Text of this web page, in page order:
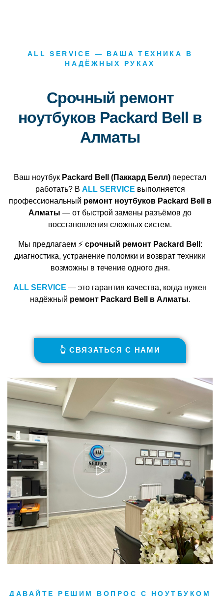
ALL SERVICE — ВАША ТЕХНИКА В
НАДЁЖНЫХ РУКАХ
Срочный ремонт
ноутбуков Packard Bell в
Алматы
Ваш ноутбук Packard Bell (Паккард Белл) перестал
работать? В ALL SERVICE выполняется
профессиональный ремонт ноутбуков Packard Bell в
Алматы — от быстрой замены разъёмов до
восстановления сложных систем.
Мы предлагаем ⚡ срочный ремонт Packard Bell :
диагностика, устранение поломки и возврат техники
возможны в течение одного дня.
ALL SERVICE — это гарантия качества, когда нужен
надёжный ремонт Packard Bell в Алматы.
👆 СВЯЗАТЬСЯ С НАМИ
ДАВАЙТЕ РЕШИМ ВОПРОС С НОУТБУКОМ